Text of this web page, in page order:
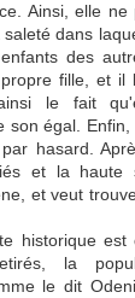
Ainsi, elle
dans
des
fille, et il
le fait
son égal.
hasard.
et la haute
et veut
historique
la
le dit